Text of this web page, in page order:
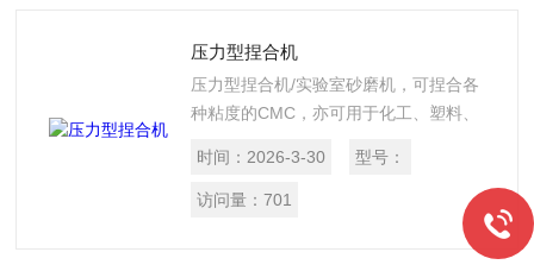
压力型捏合机
压力型捏合机/实验室砂磨机，可捏合各
种粘度的CMC，亦可用于化工、塑料、
采用双桨搅拌，能使物料迅速反应，均匀
混合。
时间： 2026-3-30 型号：
访问量： 701